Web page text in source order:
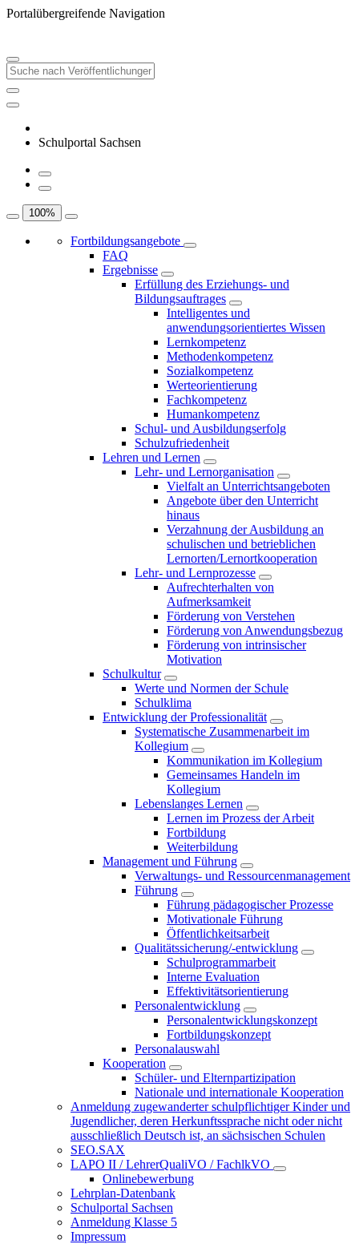
Portalübergreifende Navigation
Schulportal Sachsen
100%
Fortbildungsangebote
FAQ
Ergebnisse
Erfüllung des Erziehungs- und
Bildungsauftrages
Intelligentes und
anwendungsorientiertes Wissen
Lernkompetenz
Methodenkompetenz
Sozialkompetenz
Werteorientierung
Fachkompetenz
Humankompetenz
Schul- und Ausbildungserfolg
Schulzufriedenheit
Lehren und Lernen
Lehr- und Lernorganisation
Vielfalt an Unterrichtsangeboten
Angebote über den Unterricht
hinaus
Verzahnung der Ausbildung an
schulischen und betrieblichen
Lernorten/Lernortkooperation
Lehr- und Lernprozesse
Aufrechterhalten von
Aufmerksamkeit
Förderung von Verstehen
Förderung von Anwendungsbezug
Förderung von intrinsischer
Motivation
Schulkultur
Werte und Normen der Schule
Schulklima
Entwicklung der Professionalität
Systematische Zusammenarbeit im
Kollegium
Kommunikation im Kollegium
Gemeinsames Handeln im
Kollegium
Lebenslanges Lernen
Lernen im Prozess der Arbeit
Fortbildung
Weiterbildung
Management und Führung
Verwaltungs- und Ressourcenmanagement
Führung
Führung pädagogischer Prozesse
Motivationale Führung
Öffentlichkeitsarbeit
Qualitätssicherung/-entwicklung
Schulprogrammarbeit
Interne Evaluation
Effektivitätsorientierung
Personalentwicklung
Personalentwicklungskonzept
Fortbildungskonzept
Personalauswahl
Kooperation
Schüler- und Elternpartizipation
Nationale und internationale Kooperation
Anmeldung zugewanderter schulpflichtiger Kinder und
Jugendlicher, deren Herkunftssprache nicht oder nicht
ausschließlich Deutsch ist, an sächsischen Schulen
SEO.SAX
LAPO II / LehrerQualiVO / FachlkVO
Onlinebewerbung
Lehrplan-Datenbank
Schulportal Sachsen
Anmeldung Klasse 5
Impressum